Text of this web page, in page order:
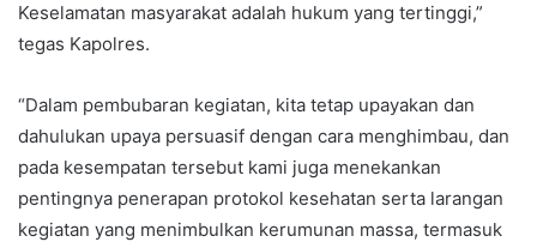
Keselamatan masyarakat adalah hukum yang tertinggi,”
tegas Kapolres.
“Dalam pembubaran kegiatan, kita tetap upayakan dan
dahulukan upaya persuasif dengan cara menghimbau, dan
pada kesempatan tersebut kami juga menekankan
pentingnya penerapan protokol kesehatan serta larangan
kegiatan yang menimbulkan kerumunan massa, termasuk